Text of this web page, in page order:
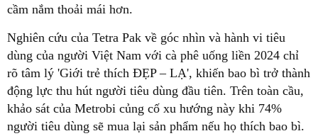
cầm nắm thoải mái hơn.
Nghiên cứu của Tetra Pak về góc nhìn và hành vi tiêu
dùng của người Việt Nam với cà phê uống liền 2024 chỉ
rõ tâm lý 'Giới trẻ thích ĐẸP – LẠ', khiến bao bì trở thành
động lực thu hút người tiêu dùng đầu tiên. Trên toàn cầu,
khảo sát của Metrobi củng cố xu hướng này khi 74%
người tiêu dùng sẽ mua lại sản phẩm nếu họ thích bao bì.